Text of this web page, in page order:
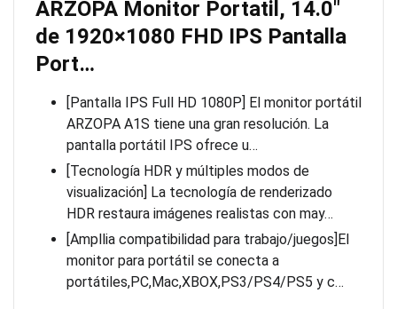
ARZOPA Monitor Portatil, 14.0″
de 1920×1080 FHD IPS Pantalla
Port…
[Pantalla IPS Full HD 1080P] El monitor portátil
ARZOPA A1S tiene una gran resolución. La
pantalla portátil IPS ofrece u…
[Tecnología HDR y múltiples modos de
visualización] La tecnología de renderizado
HDR restaura imágenes realistas con may…
[Ampllia compatibilidad para trabajo/juegos]El
monitor para portátil se conecta a
portátiles,PC,Mac,XBOX,PS3/PS4/PS5 y c…